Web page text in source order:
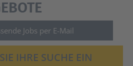
Jobs per E-Mail
IHRE SUCHE EIN